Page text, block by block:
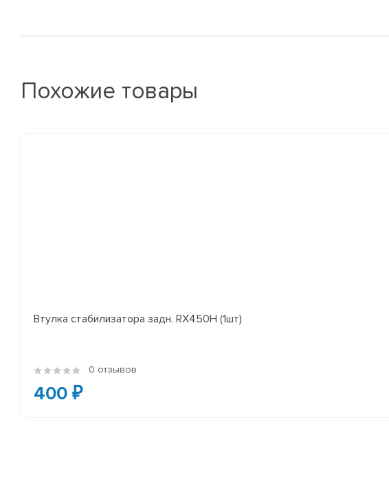
Похожие товары
Втулка стабилизатора задн. RX450H (1шт)
0 отзывов
400 ₽